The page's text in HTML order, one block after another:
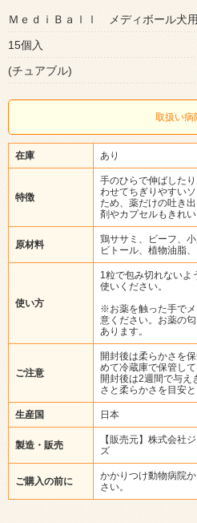
ＭｅｄｉＢａｌｌ メディボール犬
15個入
(チュアブル)
取扱い病
在庫 あり
特徴
手のひらで伸ばした
わせてちぎりやすい
ため、薬だけの吐き
剤やカプセルもきれ
原材料
鶏ササミ、ビーフ、
ビトール、植物油脂
使い方
1粒で包み切れないよ
使いください。
※お薬を触った手で
意ください。お薬の
あります。
ご注意
開封後は柔らかさを
めて冷蔵庫で保管して
開封後は2週間で与え
さと柔らかさを目安
生産国 日本
製造・販売
【販売元】株式会社
ズ
ご購入の前に
かかりつけ動物病院
さい。